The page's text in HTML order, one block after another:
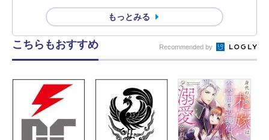
もっとみる
こちらもおすすめ Recommended by